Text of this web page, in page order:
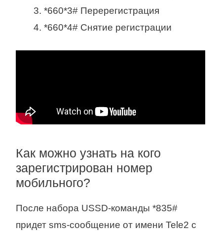
*660*3# Перерегистрация
*660*4# Снятие регистрации
Как можно узнать на кого
зарегистрирован номер
мобильного?
После набора USSD-команды *835#
придет sms-сообщение от имени Tele2 с